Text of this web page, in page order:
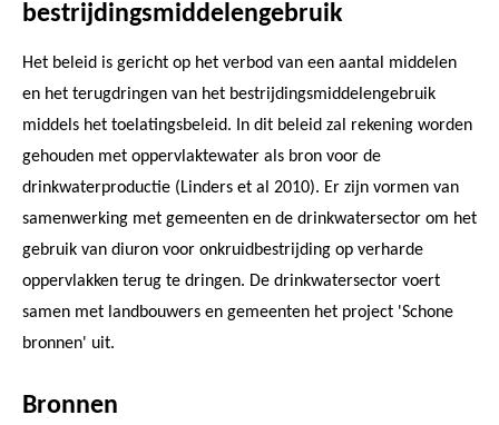
bestrijdingsmiddelengebruik
Het beleid is gericht op het verbod van een aantal middelen
en het terugdringen van het bestrijdingsmiddelengebruik
middels het toelatingsbeleid. In dit beleid zal rekening worden
gehouden met oppervlaktewater als bron voor de
drinkwaterproductie (Linders et al 2010). Er zijn vormen van
samenwerking met gemeenten en de drinkwatersector om het
gebruik van diuron voor onkruidbestrijding op verharde
oppervlakken terug te dringen. De drinkwatersector voert
samen met landbouwers en gemeenten het project 'Schone
bronnen' uit.
Bronnen